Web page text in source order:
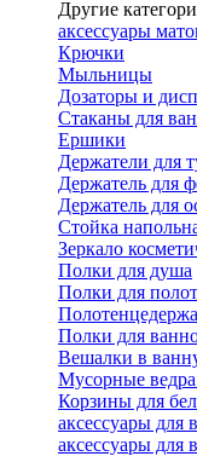
Другие
аксессуары
Крючки
Мыльницы
Дозаторы и
Стаканы для
Ершики
Держатели для
Держатель для
Держатель для
Стойка
Зеркало
Полки для душа
Полки для
Полки для
Вешалки в
Мусорные ведра
Корзины для
аксессуары для
аксессуары для